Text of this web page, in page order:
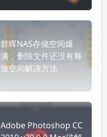
群晖NAS存储空间爆
满，删除文件还没有释
放空间解决方法
Adobe Photoshop CC